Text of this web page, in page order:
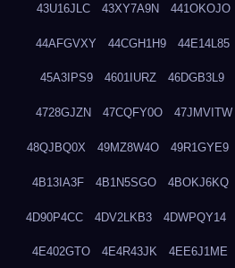
43U16JLC 43XY7A9N 441OKOJO
44AFGVXY 44CGH1H9 44E14L85
45A3IPS9 4601IURZ 46DGB3L9
4728GJZN 47CQFY0O 47JMVITW
48QJBQ0X 49MZ8W4O 49R1GYE9
4B13IA3F 4B1N5SGO 4BOKJ6KQ
4D90P4CC 4DV2LKB3 4DWPQY14
4E402GTO 4E4R43JK 4EE6J1ME